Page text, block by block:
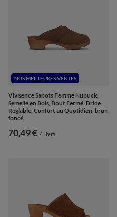
NOS MEILLEURES VENTES
Vivisence Sabots Femme Nubuck,
Semelle en Bois, Bout Fermé, Bride
Réglable, Confort au Quotidien, brun
foncé
70,49 € / item